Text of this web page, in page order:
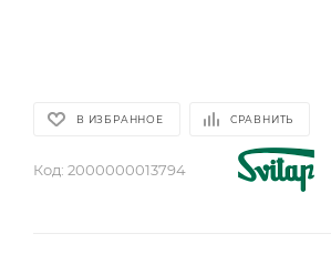
В ИЗБРАННОЕ СРАВНИТЬ
Код: 2000000013794